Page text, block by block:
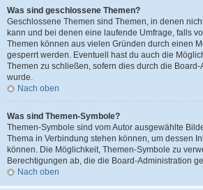
Was sind geschlossene Themen?
Geschlossene Themen sind Themen, in denen
kann und bei denen eine laufende Umfrage, falls
Themen können aus vielen Gründen durch einen
gesperrt werden. Eventuell hast du auch die
Themen zu schließen, sofern dies durch die
wurde.
Nach oben
Was sind Themen-Symbole?
Themen-Symbole sind vom Autor ausgewählte
Thema in Verbindung stehen können, um dessen
können. Die Möglichkeit, Themen-Symbole zu
Berechtigungen ab, die die Board-Administration
Nach oben